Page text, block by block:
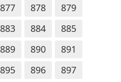
877 878
879
883 884
885
889 890
891
895 896
897